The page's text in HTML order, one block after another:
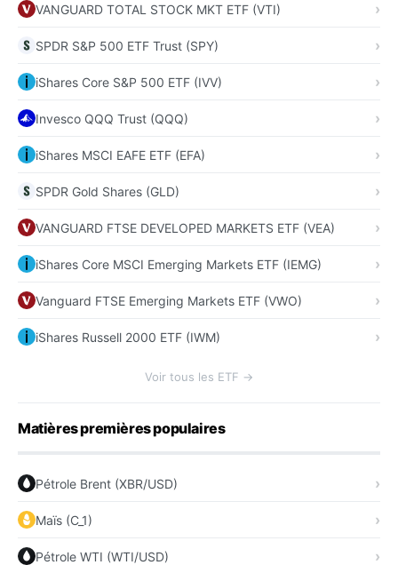
VANGUARD TOTAL STOCK MKT ETF (VTI)
SPDR S&P 500 ETF Trust (SPY)
iShares Core S&P 500 ETF (IVV)
Invesco QQQ Trust (QQQ)
iShares MSCI EAFE ETF (EFA)
SPDR Gold Shares (GLD)
VANGUARD FTSE DEVELOPED MARKETS ETF (VEA)
iShares Core MSCI Emerging Markets ETF (IEMG)
Vanguard FTSE Emerging Markets ETF (VWO)
iShares Russell 2000 ETF (IWM)
Voir tous les ETF →
Matières premières populaires
Pétrole Brent (XBR/USD)
Maïs (C_1)
Pétrole WTI (WTI/USD)